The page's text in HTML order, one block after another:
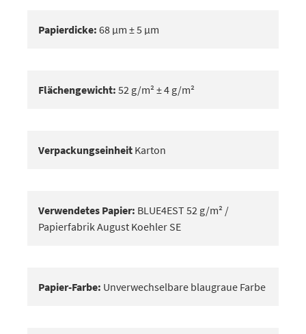
Papierdicke: 68 μm ± 5 μm
Flächengewicht: 52 g/m² ± 4 g/m²
Verpackungseinheit Karton
Verwendetes Papier: BLUE4EST 52 g/m² /
Papierfabrik August Koehler SE
Papier-Farbe: Unverwechselbare blaugraue Farbe